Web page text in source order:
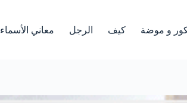
و موضة كيف الرجل معاني الأسماء